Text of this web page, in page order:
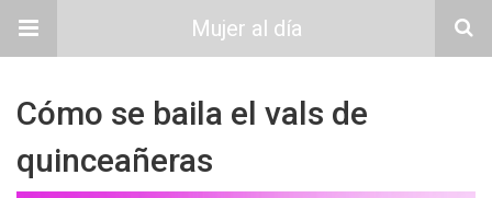
Mujer al día
Cómo se baila el vals de
quinceañeras